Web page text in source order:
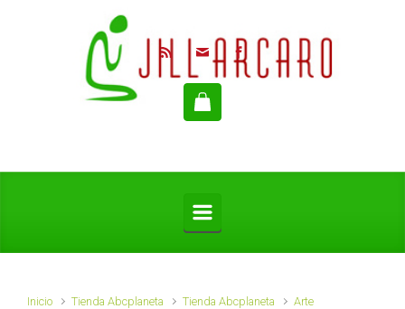
Saltar al contenido principal
Inicio Tienda Abcplaneta Tienda Abcplaneta
Arte